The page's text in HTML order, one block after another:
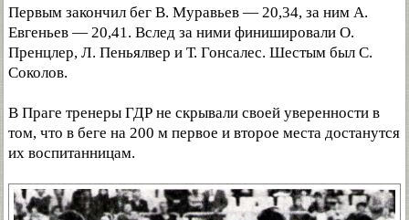
Первым закончил бег В. Муравьев — 20,34, за ним А.
Евгеньев — 20,41. Вслед за ними финишировали О.
Пренцлер, Л. Пеньялвер и Т. Гонсалес. Шестым был С.
Соколов.
В Праге тренеры ГДР не скрывали своей уверенности в
том, что в беге на 200 м первое и второе места достанутся
их воспитанницам.